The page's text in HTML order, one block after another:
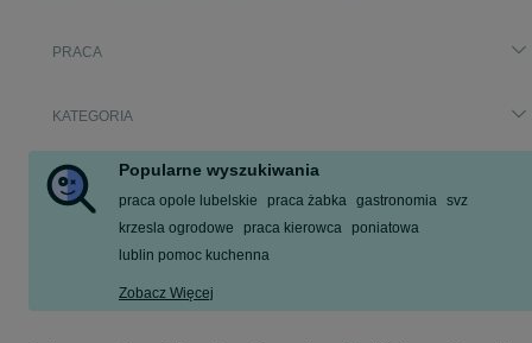
PRACA
KATEGORIA
Popularne wyszukiwania
praca opole lubelskie praca żabka gastronomia svz
krzesla ogrodowe
praca kierowca
poniatowa
lublin pomoc kuchenna
Zobacz Więcej